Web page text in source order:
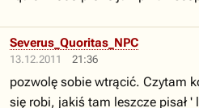
13.12.2011 21:36
Severus_Quoritas_NPC
pozwolę sobie wtrącić. Czytam
się robi, jakiś tam leszcze pisał